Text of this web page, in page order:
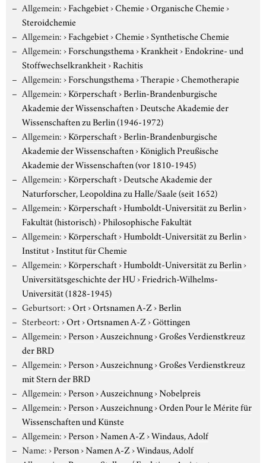
Allgemein:›Fachgebiet›Chemie›Organische Chemie›
Steroidchemie
Allgemein:›Fachgebiet›Chemie›Synthetische Chemie
Allgemein:›Forschungsthema›Krankheit›Endokrine- und
Stoffwechselkrankheit›Rachitis
Allgemein:›Forschungsthema›Therapie›Chemotherapie
Allgemein:›Körperschaft›Berlin-Brandenburgische
Akademie der Wissenschaften›Deutsche Akademie der
Wissenschaften zu Berlin (1946-1972)
Allgemein:›Körperschaft›Berlin-Brandenburgische
Akademie der Wissenschaften›Königlich Preußische
Akademie der Wissenschaften (vor 1810-1945)
Allgemein:›Körperschaft›Deutsche Akademie der
Naturforscher, Leopoldina zu Halle/Saale (seit 1652)
Allgemein:›Körperschaft›Humboldt-Universität zu Berlin›
Fakultät (historisch)›Philosophische Fakultät
Allgemein:›Körperschaft›Humboldt-Universität zu Berlin›
Institut›Institut für Chemie
Allgemein:›Körperschaft›Humboldt-Universität zu Berlin›
Universitätsgeschichte der HU›Friedrich-Wilhelms-
Universität (1828-1945)
Geburtsort:›Ort›Ortsnamen A-Z›Berlin
Sterbeort:›Ort›Ortsnamen A-Z›Göttingen
Allgemein:›Person›Auszeichnung›Großes Verdienstkreuz
der BRD
Allgemein:›Person›Auszeichnung›Großes Verdienstkreuz
mit Stern der BRD
Allgemein:›Person›Auszeichnung›Nobelpreis
Allgemein:›Person›Auszeichnung›Orden Pour le Mérite für
Wissenschaften und Künste
Allgemein:›Person›Namen A-Z›Windaus, Adolf
Name:›Person›Namen A-Z›Windaus, Adolf